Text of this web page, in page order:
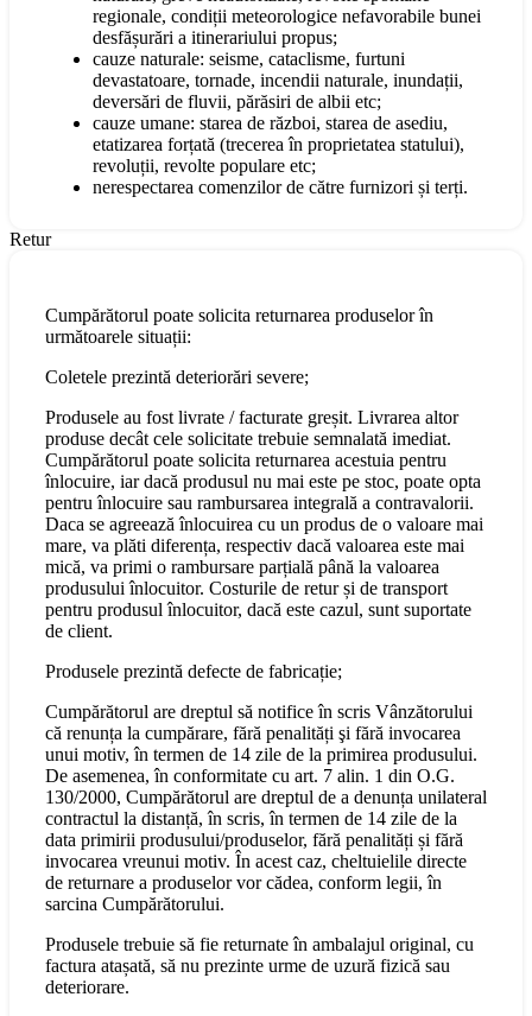
regionale, condiții meteorologice nefavorabile bunei
desfășurări a itinerariului propus;
cauze naturale: seisme, cataclisme, furtuni
devastatoare, tornade, incendii naturale, inundații,
deversări de fluvii, părăsiri de albii etc;
cauze umane: starea de război, starea de asediu,
etatizarea forțată (trecerea în proprietatea statului),
revoluții, revolte populare etc;
nerespectarea comenzilor de către furnizori și terți.
Retur
Cumpărătorul poate solicita returnarea produselor în
următoarele situații:
Coletele prezintă deteriorări severe;
Produsele au fost livrate / facturate greșit. Livrarea altor
produse decât cele solicitate trebuie semnalată imediat.
Cumpărătorul poate solicita returnarea acestuia pentru
înlocuire, iar dacă produsul nu mai este pe stoc, poate opta
pentru înlocuire sau rambursarea integrală a contravalorii.
Daca se agreează înlocuirea cu un produs de o valoare mai
mare, va plăti diferența, respectiv dacă valoarea este mai
mică, va primi o rambursare parțială până la valoarea
produsului înlocuitor. Costurile de retur și de transport
pentru produsul înlocuitor, dacă este cazul, sunt suportate
de client.
Produsele prezintă defecte de fabricație;
Cumpărătorul are dreptul să notifice în scris Vânzătorului
că renunța la cumpărare, fără penalități şi fără invocarea
unui motiv, în termen de 14 zile de la primirea produsului.
De asemenea, în conformitate cu art. 7 alin. 1 din O.G.
130/2000, Cumpărătorul are dreptul de a denunța unilateral
contractul la distanță, în scris, în termen de 14 zile de la
data primirii produsului/produselor, fără penalități și fără
invocarea vreunui motiv. În acest caz, cheltuielile directe
de returnare a produselor vor cădea, conform legii, în
sarcina Cumpărătorului.
Produsele trebuie să fie returnate în ambalajul original, cu
factura atașată, să nu prezinte urme de uzură fizică sau
deteriorare.